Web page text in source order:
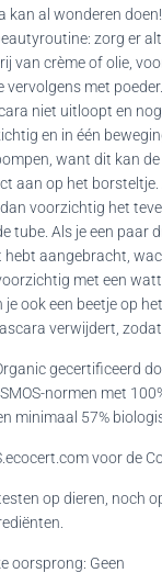
kan al wonderen
zorg er
van crème of olie,
met
niet uitloopt en
en in één
want dit kan
aan op het borsteltje.
voorzichtig het
tube. Als je een paar
hebt aangebracht,
met een
ook een beetje op
verwijdert,
gecertificeerd
normen met
minimaal 57%
voor de
op dieren, noch
oorsprong: Geen